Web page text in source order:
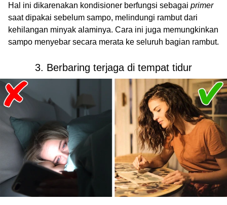
Hal ini dikarenakan kondisioner berfungsi sebagai primer
saat dipakai sebelum sampo, melindungi rambut dari
kehilangan minyak alaminya. Cara ini juga memungkinkan
sampo menyebar secara merata ke seluruh bagian rambut.
3. Berbaring terjaga di tempat tidur